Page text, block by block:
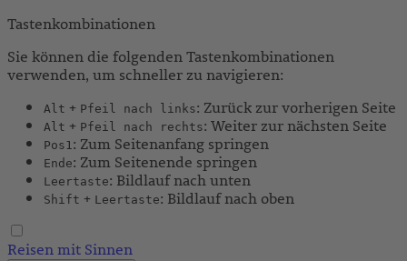
Tastenkombinationen
Sie können die folgenden Tastenkombinationen
verwenden, um schneller zu navigieren:
Alt + Pfeil nach links: Zurück zur vorherigen Seite
Alt + Pfeil nach rechts: Weiter zur nächsten Seite
Pos1: Zum Seitenanfang springen
Ende: Zum Seitenende springen
Leertaste: Bildlauf nach unten
Shift + Leertaste: Bildlauf nach oben
Reisen mit Sinnen